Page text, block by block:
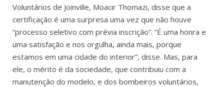
Voluntários de Joinville, Moacir Thomazi, disse que a
certificação é uma surpresa uma vez que não houve
“processo seletivo com prévia inscrição”. “É uma honra e
uma satisfação e nos orgulha, ainda mais, porque
estamos em uma cidade do interior”, disse. Mas, para
ele, o mérito é da sociedade, que contribuiu com a
manutenção do modelo, e dos bombeiros voluntários,